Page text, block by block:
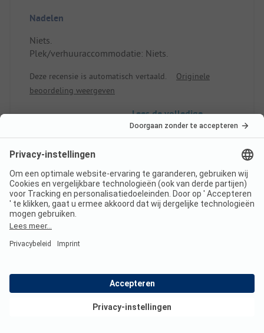
gehad, maar ik kan de locatie van harte
Plek/verhuuraccommodatie: Grote plek, water op
de plek en elektriciteit binnen handbereik.
Nadelen
Niets.
Plek/verhuuraccommodatie: Niets.
Deze recensie is automatisch vertaald.
Originele
beoordeling weergeven
Lees de volledige
beoordeling
Doopweekend Geverifieerd
10
Bekijk deals